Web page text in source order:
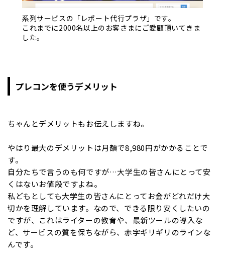
系列サービスの「レポート代行プラザ」です。
これまでに2000名以上のお客さまにご愛顧頂いてきま
した。
プレコンを使うデメリット
ちゃんとデメリットもお伝えしますね。
やはり最大のデメリットは月額で8,980円がかかることで
す。
自分たちで言うのも何ですが…大学生の皆さんにとって安
くはないお値段ですよね。
私どもとしても大学生の皆さんにとってお金がどれだけ大
切かを理解しています。なので、できる限り安くしたいの
ですが、これはライターの教育や、最新ツールの導入な
ど、サービスの質を保ちながら、赤字ギリギリのラインな
んです。